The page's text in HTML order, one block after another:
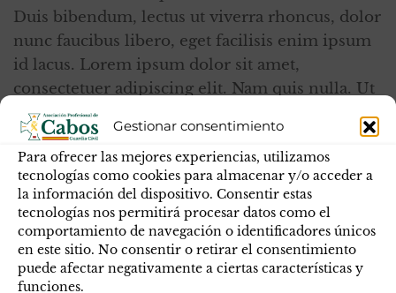
Gestionar consentimiento
Para ofrecer las mejores experiencias, utilizamos
tecnologías como cookies para almacenar y/o acceder a
la información del dispositivo. Consentir estas
tecnologías nos permitirá procesar datos como el
comportamiento de navegación o identificadores únicos
en este sitio. No consentir o retirar el consentimiento
puede afectar negativamente a ciertas características y
funciones.
Duis bibendum, lectus ut viverra rhoncus, dolor
nunc faucibus libero, eget facilisis enim ipsum
id lacus. Lorem ipsum dolor sit amet,
consectetuer adipiscing elit. Nam quis nulla. Ut
enim ad minima veniam, quis nostrum
exercitationem ullam corporis suscipit
laboriosam, nisi ut aliquid ex ea commodi
consequatur? Nam libero tempore, cum soluta
nobis est eligendi optio cumque nihil impedit
quo minus id quod maxime placeat facere
possimus, omnis voluptas assumenda est,
omnis dolor repellendus. Nam sed tellus id